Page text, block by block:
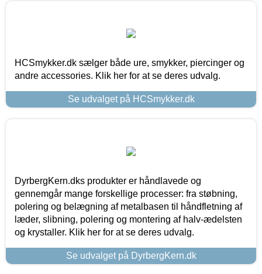
HCSmykker.dk sælger både ure, smykker, piercinger og
andre accessories. Klik her for at se deres udvalg.
Se udvalget på HCSmykker.dk
DyrbergKern.dks produkter er håndlavede og
gennemgår mange forskellige processer: fra støbning,
polering og belægning af metalbasen til håndfletning af
læder, slibning, polering og montering af halv-ædelsten
og krystaller. Klik her for at se deres udvalg.
Se udvalget på DyrbergKern.dk